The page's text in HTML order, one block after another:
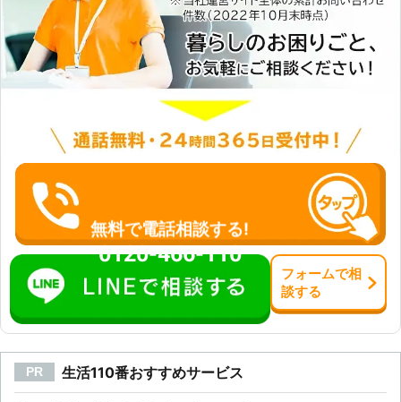
無料で電話相談する!
0120-466-110
フォームで相
談する
PR 生活110番おすすめサービス